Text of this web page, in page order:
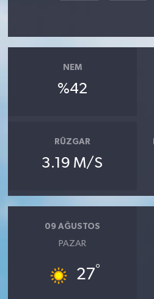
NEM
%42
RÜZGAR
3.19 M/S
09 AĞUSTOS
PAZAR
27°
DÜNYA